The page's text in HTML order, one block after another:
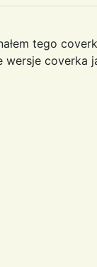
tego
wersje coverka